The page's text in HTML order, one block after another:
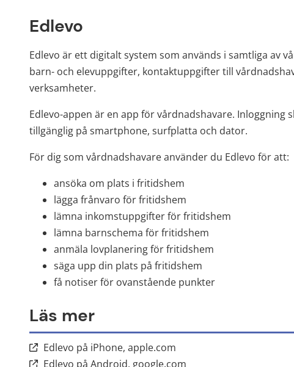
Edlevo
Edlevo är ett digitalt system som används i samtliga av
barn- och elevuppgifter, kontaktuppgifter till
verksamheter.
Edlevo-appen är en app för vårdnadshavare. Inloggning
tillgänglig på smartphone, surfplatta och dator.
För dig som vårdnadshavare använder du Edlevo för att:
ansöka om plats i fritidshem
lägga frånvaro för fritidshem
lämna inkomstuppgifter för fritidshem
lämna barnschema för fritidshem
anmäla lovplanering för fritidshem
säga upp din plats på fritidshem
få notiser för ovanstående punkter
Läs mer
Edlevo på iPhone, apple.com
Edlevo på Android, google.com